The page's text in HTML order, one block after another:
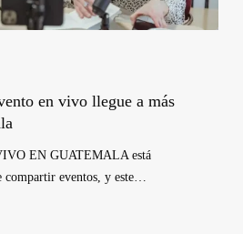
en vivo llegue a más
EN GUATEMALA está
eventos, y este…